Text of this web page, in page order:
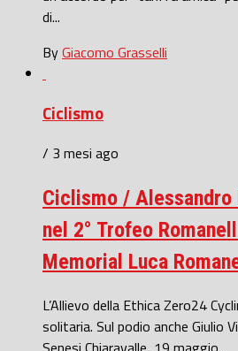
di...
ByGiacomo Grasselli
Ciclismo
/ 3 mesi ago
Ciclismo /
nel 2° Trofeo
Memorial Luca
L’Allievo della Ethica Zero24
solitaria. Sul podio anche Giulio